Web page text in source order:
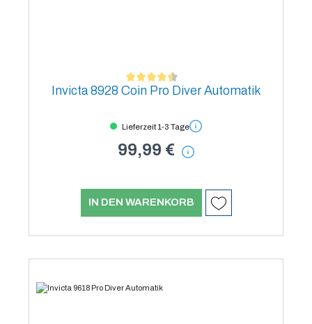
Durchschnittliche Bewertung von 4.5 von 5 Sternen
Invicta 8928 Coin Pro Diver Automatik
Lieferzeit 1-3 Tage
99,99 €
IN DEN WARENKORB